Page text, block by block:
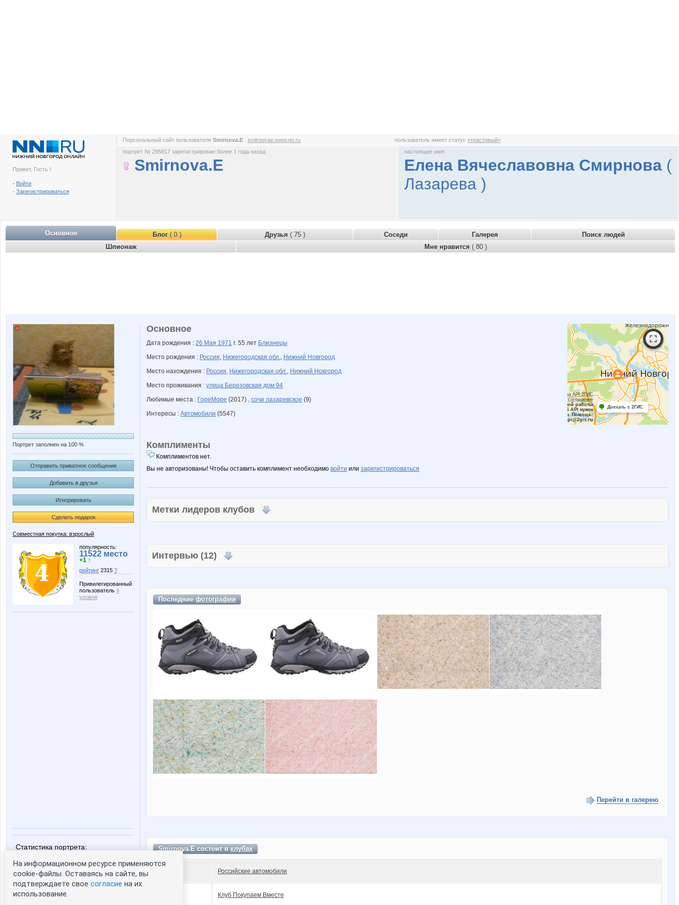
Привет, Гость !
- Войти
- Зарегистрироваться
Персональный сайт пользователя Smirnova.E : smirnovae.www.nn.ru пользователь имеет статус«трастовый»
портрет № 295817 зарегистрирован более 1 года назад
Smirnova.E
настоящее имя:
Елена Вячеславовна Смирнова (
Лазарева )
Основное Блог( 0 ) Друзья ( 75 ) Соседи Галерея
Поиск людей
Шпионаж
Мне нравится ( 80 )
Портрет заполнен на 100 %
Отправить приватное сообщение
Добавить в друзья
Игнорировать
Сделать подарок
Совместная покупка: взрослый
популярность:
11522 место
+1 ↑
рейтинг 2315 ?
Привилегированный
пользователь 4
уровня
Статистика портрета:
сейчас просматривают портрет - 0
зарегистрированные пользователи
посетившие портрет за 7 дней - 0
Работает на API 2ГИС
Лицензионное соглашение
Для корректной работы
Raster JS API нужен
ключ. Помощь:
api@2gis.ru
Доехать с 2ГИС
Основное
Дата рождения : 26 Мая 1971 г. 55 лет Близнецы
Место рождения : Россия, Нижегородская обл., Нижний Новгород
Место нахождения : Россия, Нижегородская обл., Нижний Новгород
Место проживания : улица Березовская дом 94
Любимые места : ГореМоре (2017) , сочи лазаревское (9)
Интересы : Автомобили (5547)
Комплименты
Комплиментов нет.
Вы не авторизованы! Чтобы оставить комплимент необходимо войти или зарегистрироваться
Метки лидеров клубов
Интервью (12)
Последниефотографии
Перейти в галерею
Smirnova.E состоит вклубах
Российские автомобили
Клуб Покупаем Вместе
На информационном ресурсе применяются
cookie-файлы. Оставаясь на сайте, вы
подтверждаете свое согласие на их
использование.